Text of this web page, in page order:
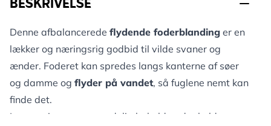
Denne afbalancerede flydende foderblanding er en
lækker og næringsrig godbid til vilde svaner og
ænder. Foderet kan spredes langs kanterne af søer
og damme og flyder på vandet, så fuglene nemt kan
finde det.
Leveres i en genanvendelig beholder, der holder